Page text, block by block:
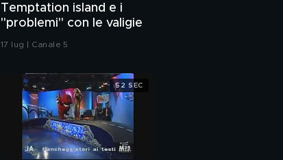
bisognino a bordo
campo
Temptation island e i
"problemi" con le valigie
17 lug | Canale 5
52 SEC